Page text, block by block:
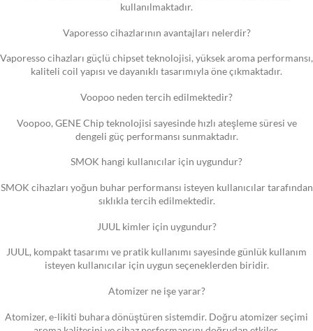
kullanılmaktadır.
Vaporesso cihazlarının avantajları nelerdir?
Vaporesso cihazları güçlü chipset teknolojisi, yüksek aroma performansı,
kaliteli coil yapısı ve dayanıklı tasarımıyla öne çıkmaktadır.
Voopoo neden tercih edilmektedir?
Voopoo, GENE Chip teknolojisi sayesinde hızlı ateşleme süresi ve
dengeli güç performansı sunmaktadır.
SMOK hangi kullanıcılar için uygundur?
SMOK cihazları yoğun buhar performansı isteyen kullanıcılar tarafından
sıklıkla tercih edilmektedir.
JUUL kimler için uygundur?
JUUL, kompakt tasarımı ve pratik kullanımı sayesinde günlük kullanım
isteyen kullanıcılar için uygun seçeneklerden biridir.
Atomizer ne işe yarar?
Atomizer, e-likiti buhara dönüştüren sistemdir. Doğru atomizer seçimi